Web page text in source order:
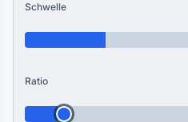
Schwelle
Ratio